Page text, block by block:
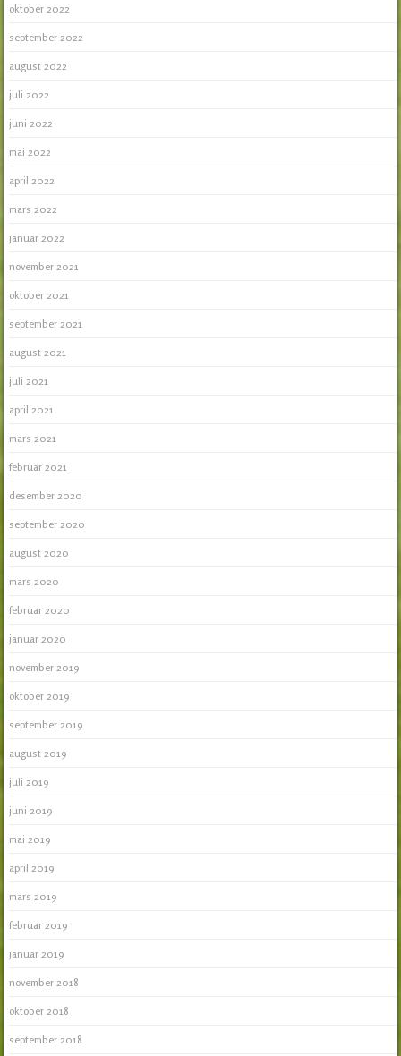
oktober 2022
september 2022
august 2022
juli 2022
juni 2022
mai 2022
april 2022
mars 2022
januar 2022
november 2021
oktober 2021
september 2021
august 2021
juli 2021
april 2021
mars 2021
februar 2021
desember 2020
september 2020
august 2020
mars 2020
februar 2020
januar 2020
november 2019
oktober 2019
september 2019
august 2019
juli 2019
juni 2019
mai 2019
april 2019
mars 2019
februar 2019
januar 2019
november 2018
oktober 2018
september 2018